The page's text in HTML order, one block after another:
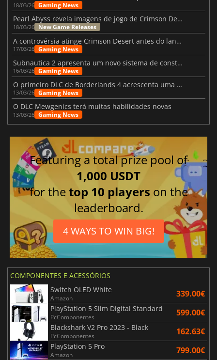
18/03/26 Gaming News
Pearl Abyss revela imagens de jogo de Crimson Desert para a PS5
18/03/26 New Game Releases
A controvérsia atinge Crimson Desert antes do lançamento
17/03/26 Gaming News
Subnautica 2 apresenta um novo sistema de construção de bases
16/03/26 Gaming News
O primeiro DLC de Borderlands 4 acrescenta uma nova personagem e muito mais
13/03/26 Gaming News
O DLC Mewgenics terá muitas habilidades novas
13/03/26 Gaming News
Featuring a total prize pool of
1,000 USDT
for thetop 10 players on the
leaderboard.
4 WAYS TO WIN BIG!
COMPONENTES E ACESSÓRIOS
Switch OLED White
Amazon 339.00€
PlayStation 5 Slim Digital Standard
PcComponentes 599.00€
Blackshark V2 Pro 2023 - Black
PcComponentes 162.63€
PlayStation 5 Pro
Amazon 799.00€